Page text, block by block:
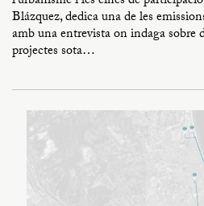
Blázquez, dedica una de les
amb una entrevista on indaga sobre
projectes sota…